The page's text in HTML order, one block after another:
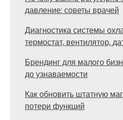
давление: советы врачей
Диагностика системы
термостат, вентилятор,
Брендинг для малого
до узнаваемости
Как обновить штатную
потери функций